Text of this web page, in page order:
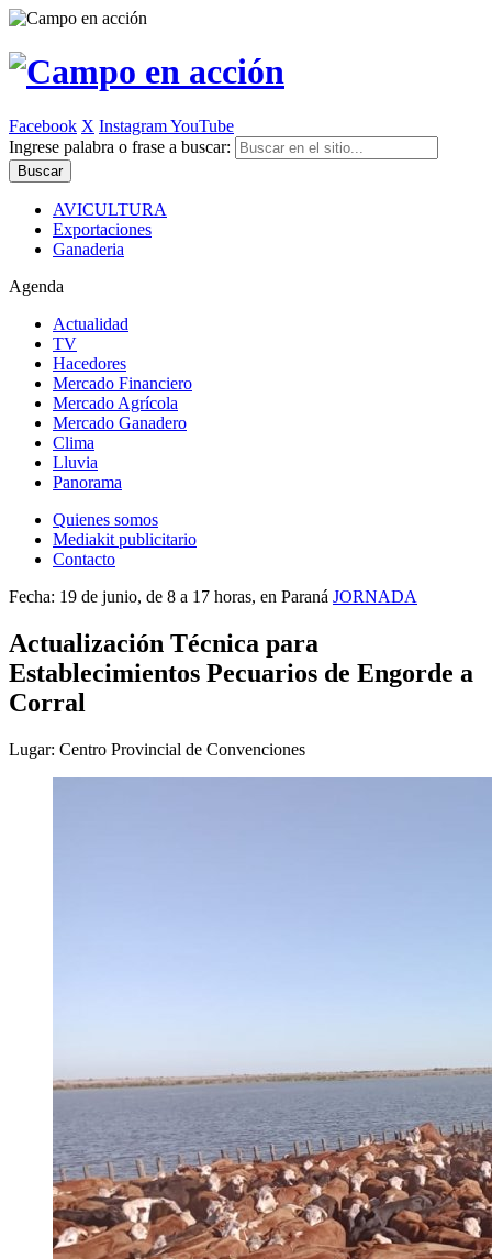
Facebook X InstagramYouTube
Ingrese palabra o frase a buscar:
AVICULTURA
Exportaciones
Ganaderia
Agenda
Actualidad
TV
Hacedores
Mercado Financiero
Mercado Agrícola
Mercado Ganadero
Clima
Lluvia
Panorama
Quienes somos
Mediakit publicitario
Contacto
Fecha: 19 de junio, de 8 a 17 horas, en Paraná JORNADA
Actualización Técnica para
Establecimientos Pecuarios de Engorde a
Corral
Lugar: Centro Provincial de Convenciones